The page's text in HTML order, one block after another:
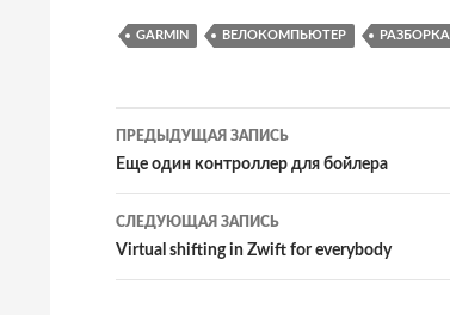
GARMIN ВЕЛОКОМПЬЮТЕР РАЗБОРКА
Навигация
по
записям
ПРЕДЫДУЩАЯ ЗАПИСЬ
Еще один контроллер для бойлера
СЛЕДУЮЩАЯ ЗАПИСЬ
Virtual shifting in Zwift for everybody